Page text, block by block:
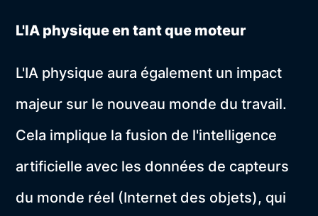
L'IA physique en tant que moteur
L'IA physique aura également un impact
majeur sur le nouveau monde du travail.
Cela implique la fusion de l'intelligence
artificielle avec les données de capteurs
du monde réel (Internet des objets), qui